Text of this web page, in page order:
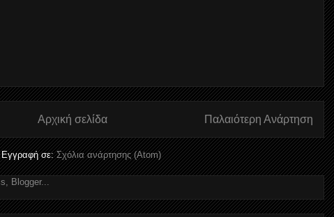
Παλαιότερη Ανάρτηση
Αρχική σελίδα
Εγγραφή σε:Σχόλια ανάρτησης (Atom)